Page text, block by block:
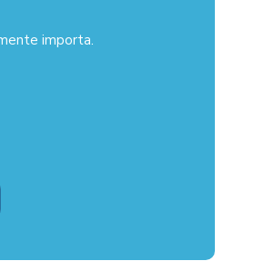
importa.